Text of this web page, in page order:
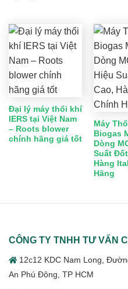
Đại lý máy thổi khí
IERS tại Việt Nam
– Roots blower
chính hãng giá tốt
Máy
Biogas
Dòng
Suất
Hàng
Hãng
CÔNG TY TNHH TƯ VẤN
12c12 KDC Nam Long,
An Phú Đông, TP HCM